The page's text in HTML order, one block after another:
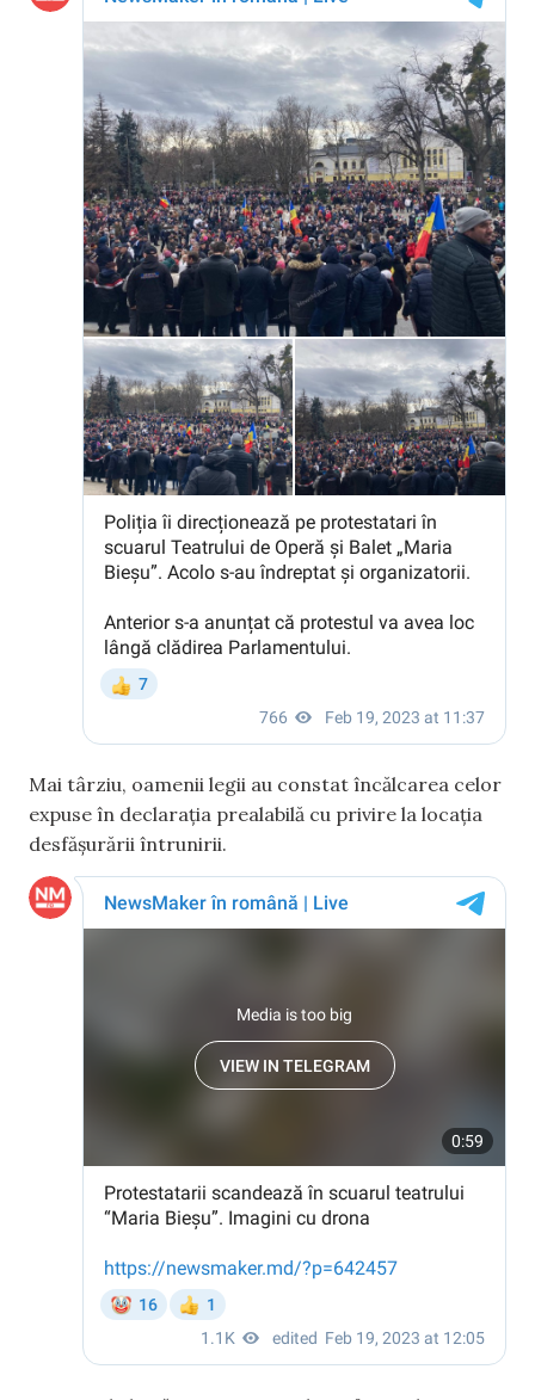
Mai târziu, oamenii legii au constat încălcarea celor
expuse în declarația prealabilă cu privire la locația
desfășurării întrunirii.